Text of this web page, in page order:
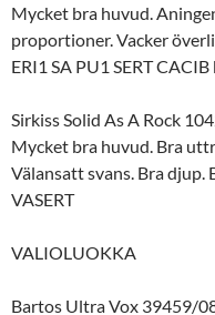
Mycket bra huvud.
proportioner. Vacker
ERI1 SA PU1 SERT CACIB
Sirkiss Solid As A Rock
Mycket bra huvud. Bra
Välansatt svans. Bra djup.
VASERT
VALIOLUOKKA
Bartos Ultra Vox 39459/